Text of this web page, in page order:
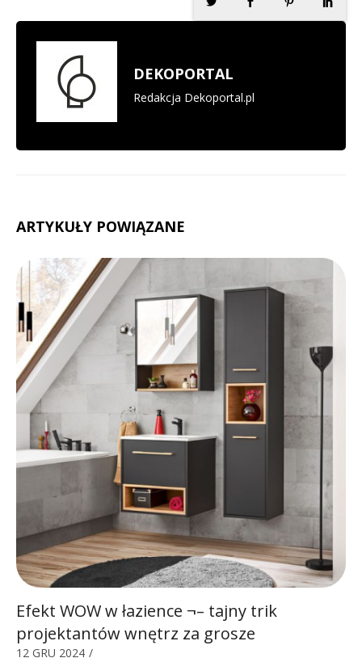
DEKOPORTAL
Redakcja Dekoportal.pl
ARTYKUŁY POWIĄZANE
Efekt WOW w łazience ¬– tajny trik
projektantów wnętrz za grosze
12 GRU 2024 /